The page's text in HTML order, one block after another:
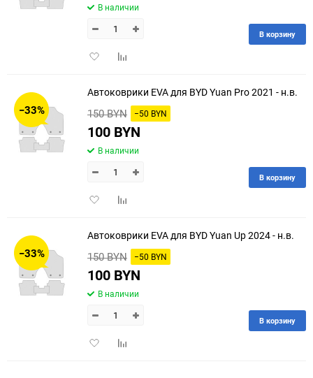
В наличии
ДобавитьДобавить
В корзину
−33%
Автоковрики EVA для BYD Yuan Pro 2021 - н.в.
150 BYN −50 BYN
100 BYN
В наличии
ДобавитьДобавить
В корзину
−33%
Автоковрики EVA для BYD Yuan Up 2024 - н.в.
150 BYN −50 BYN
100 BYN
В наличии
ДобавитьДобавить
В корзину